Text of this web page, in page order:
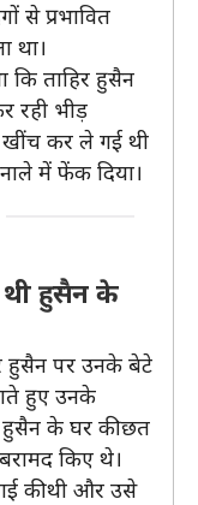
से प्रभावित
था।
कि ताहिर हुसैन
रही भीड़
कर ले गई थी
में फेंक दिया।
थी हुसैन के
हुसैन पर उनके बेटे
हुए उनके
हुसैन के घर की छत
किए थे।
की थी और उसे